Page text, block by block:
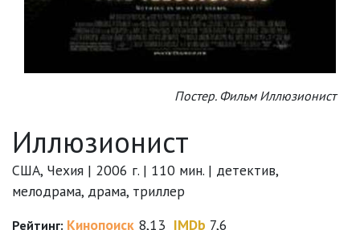
Постер. Фильм Иллюзионист
Иллюзионист
США, Чехия | 2006 г. | 110 мин. | детектив,
мелодрама, драма, триллер
Рейтинг: Кинопоиск 8,13 IMDb 7,6